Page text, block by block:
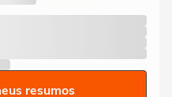
resumos